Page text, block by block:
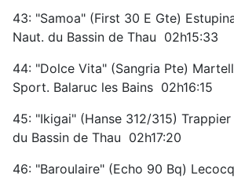
43: "Samoa" (First 30 E Gte)
Naut. du Bassin de Thau 02h15:33
44: "Dolce Vita" (Sangria Pte)
Sport. Balaruc les Bains 02h16:15
45: "Ikigai" (Hanse 312/315)
du Bassin de Thau 02h17:20
46: "Baroulaire" (Echo 90 Bq)